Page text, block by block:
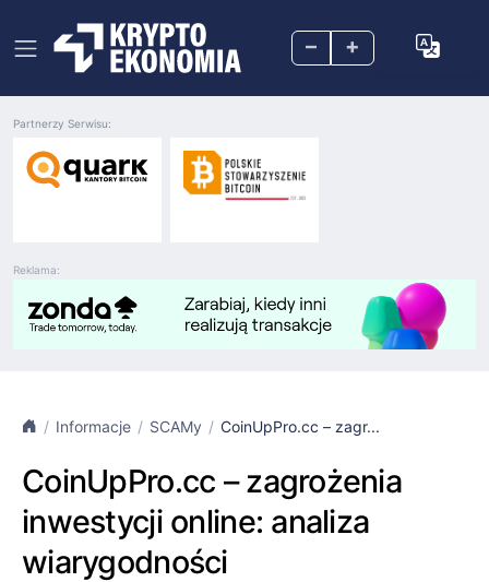
– +
Reklama:
Partnerzy Serwisu:
Informacje SCAMy CoinUpPro.cc – zagr...
CoinUpPro.cc – zagrożenia
inwestycji online: analiza
wiarygodności